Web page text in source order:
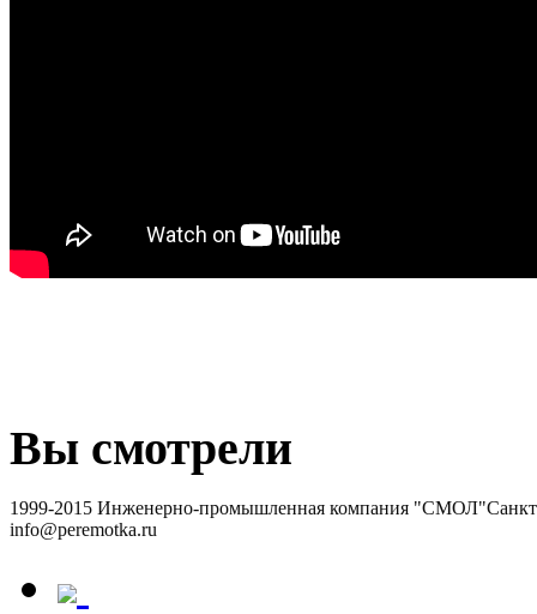
Вы смотрели
1999-2015 Инженерно-промышленная компания "СМОЛ"
info@peremotka.ru